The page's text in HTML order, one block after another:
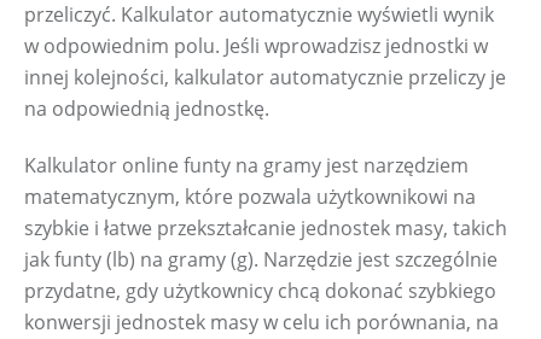
przeliczyć. Kalkulator automatycznie wyświetli wynik
w odpowiednim polu. Jeśli wprowadzisz jednostki w
innej kolejności, kalkulator automatycznie przeliczy je
na odpowiednią jednostkę.
Kalkulator online funty na gramy jest narzędziem
matematycznym, które pozwala użytkownikowi na
szybkie i łatwe przekształcanie jednostek masy, takich
jak funty (lb) na gramy (g). Narzędzie jest szczególnie
przydatne, gdy użytkownicy chcą dokonać szybkiego
konwersji jednostek masy w celu ich porównania, na